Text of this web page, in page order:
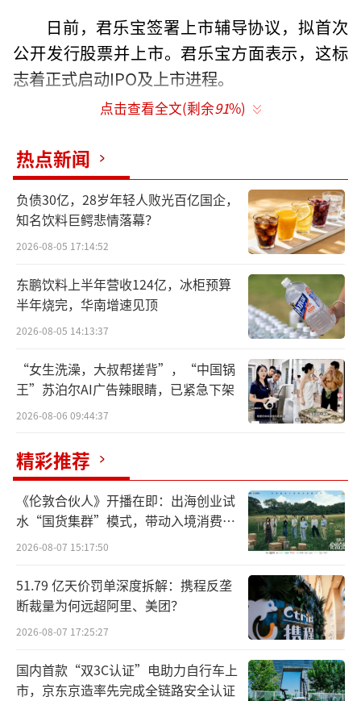
日前，君乐宝签署上市辅导协议，拟首次
公开发行股票并上市。君乐宝方面表示，这标
志着正式启动IPO及上市进程。
君乐宝上市之心，路人皆知。从一开始的
地方政府表态支持，到后续不断引入资方，从
业务上的不断拓展，到外部的收购、入股。君
乐宝一直在扩充实力，筹备上市。截至2021
年，该公司的营收已经超过200亿元，位于国内
乳企前列，其旗下的三大业务奶粉、鲜奶、酸
奶也都拥有头部品牌。
据悉，君乐宝计划于2025年实现销售额50
0亿，该公司的“三家马车”又能否再造一
个“君乐宝”？
迈出第一步
进入2023年第四季度，君乐宝的动作明显
密集起来。
12月中旬，君乐宝公司名称由“君乐宝乳
业集团有限公司”变更为“君乐宝乳业集团股
任公司”变为“其他股份有限公司（非上
市）”。
同时，该公司的注册资本从6221.591万元
增长至7.2亿元。
点击查看全文(剩余91%)
热点新闻
负债30亿，28岁年轻人败光百亿国企，
知名饮料巨鳄悲情落幕？
2026-08-05 17:14:52
东鹏饮料上半年营收124亿，冰柜预算
半年烧完，华南增速见顶
2026-08-05 14:13:37
“女生洗澡，大叔帮搓背”，“中国锅
王”苏泊尔AI广告辣眼睛，已紧急下架
2026-08-06 09:44:37
精彩推荐
《伦敦合伙人》开播在即：出海创业试
水“国货集群”模式，带动入境消费反
向种草
2026-08-07 15:17:50
51.79 亿天价罚单深度拆解：携程反垄
断裁量为何远超阿里、美团？
2026-08-07 17:25:27
国内首款“双3C认证”电助力自行车上
市，京东京造率先完成全链路安全认证